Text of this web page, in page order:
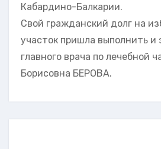
Кабардино-Балкарии.
Свой гражданский долг на
участок пришла выполнить и
главного врача по лечебной
Борисовна БЕРОВА.